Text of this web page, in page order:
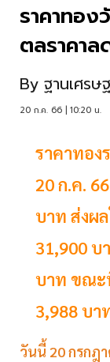
ราคาทอ
ตลราคา
By ฐานเศรษ
20 ก.ค. 66 | 10:20 น.
ราคาทอ
20 ก.ค.
บาท ส่งผ
31,900
บาท ขณะ
3,988 บา
วันนี้ 20 กรกฎ